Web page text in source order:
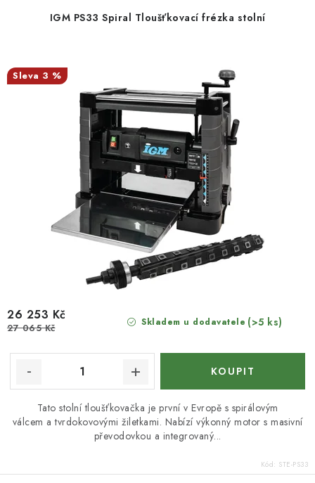
u
k
d
u
IGM PS33 Spiral Tloušťkovací frézka stolní
3 %
Skladem u dodavatele (>5 ks)
26 253 Kč
27 065 Kč
Tato stolní tloušťkovačka je první v Evropě s spirálovým
válcem a tvrdokovovými žiletkami. Nabízí výkonný motor s masivní
převodovkou a integrovaný...
Kód: STE-PS33